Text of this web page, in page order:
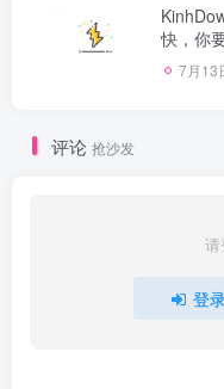
快，你
7月13
评论 抢沙发
请
登